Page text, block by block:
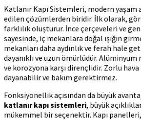
Katlanır Kapı Sistemleri, modern yaşam
edilen çözümlerden biridir. İlk olarak,
farklılık oluşturur. İnce çerçeveleri ve
sayesinde, iç mekanlara doğal ışığın
mekanları daha aydınlık ve ferah hale
dayanıklı ve uzun ömürlüdür.
ve korozyona karşı dirençlidir. Zorlu hava
dayanabilir ve bakım gerektirmez.
Fonksiyonellik açısından da büyük
katlanır kapı sistemleri, büyük
mükemmel bir seçenektir. Kapı